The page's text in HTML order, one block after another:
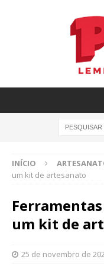
INÍCIO
um kit de artesanato
um kit de
25 de novembro de